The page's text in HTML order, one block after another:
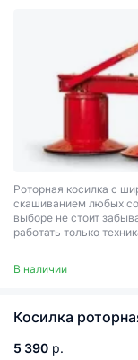
Роторная косилка с
скашиванием любых
выборе не стоит
работать только
более 950 кг.
В наличии
Косилка
5 390 р.